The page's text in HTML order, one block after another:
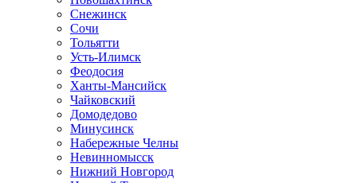
Снежинск
Сочи
Тольятти
Усть-Илимск
Феодосия
Ханты-Мансийск
Чайковский
Домодедово
Минусинск
Набережные Челны
Невинномысск
Нижний Новгород